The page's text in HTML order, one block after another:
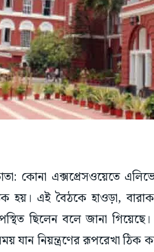
কোনা এক্সপ্রেসওয়েতে
হয়। এই বৈঠকে হাওড়া,
ছিলেন বলে জানা
যান নিয়ন্ত্রণের রূপরেখা